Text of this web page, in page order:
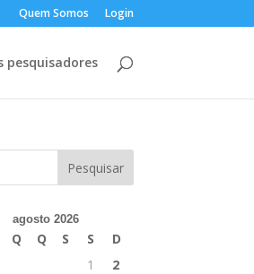
Quem Somos Login
pesquisadores
agosto 2026
Q Q S S
D
1
2